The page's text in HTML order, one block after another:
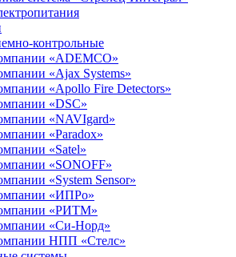
контрольные
«ADEMCO»
«Ajax Systems»
«Apollo Fire Detectors»
«DSC»
«NAVIgard»
«Paradox»
«Satel»
«SONOFF»
«System Sensor»
«ИПРо»
«РИТМ»
«Си-Норд»
НПП «Стелс»